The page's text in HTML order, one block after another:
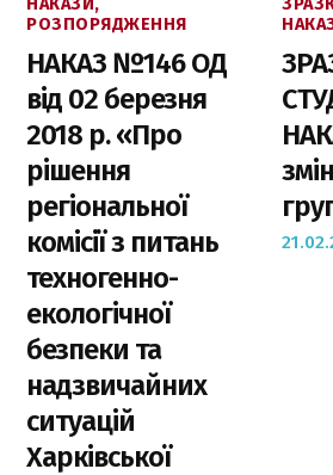
НАКАЗИ,
РОЗПОРЯДЖЕННЯ
НАКАЗ №146 ОД
від 02 березня
2018 р. «Про
рішення
регіональної
комісії з питань
техногенно-
екологічної
безпеки та
надзвичайних
ситуацій
Харківської